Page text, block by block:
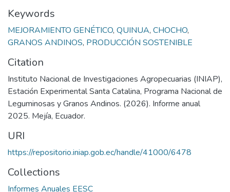
Keywords
MEJORAMIENTO GENÉTICO, QUINUA, CHOCHO,
GRANOS ANDINOS, PRODUCCIÓN SOSTENIBLE
Citation
Instituto Nacional de Investigaciones Agropecuarias (INIAP),
Estación Experimental Santa Catalina, Programa Nacional de
Leguminosas y Granos Andinos. (2026). Informe anual
2025. Mejía, Ecuador.
URI
https://repositorio.iniap.gob.ec/handle/41000/6478
Collections
Informes Anuales EESC